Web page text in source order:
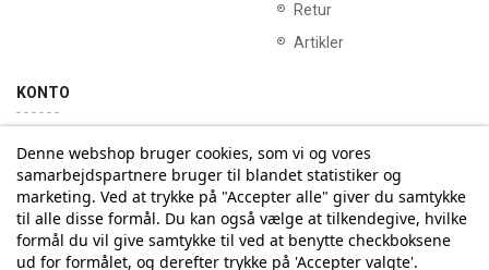
Retur
Artikler
KONTO
Min konto Ordrehistorik
Tilmelding til Nyhedsbrev
Vi deler aldrig din email-adresse med tredjepart
Denne webshop bruger cookies, som vi og vores
samarbejdspartnere bruger til blandet statistiker og
marketing. Ved at trykke på "Accepter alle" giver du samtykke
til alle disse formål. Du kan også vælge at tilkendegive, hvilke
formål du vil give samtykke til ved at benytte checkboksene
ud for formålet, og derefter trykke på 'Accepter valgte'.